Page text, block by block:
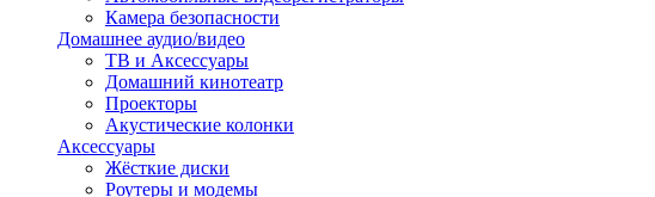
Камера безопасности
Домашнее аудио/видео
ТВ и Аксессуары
Домашний кинотеатр
Проекторы
Акустические колонки
Аксессуары
Жёсткие диски
Роутеры и модемы